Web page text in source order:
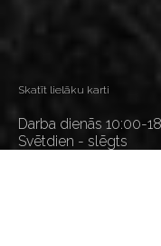
Skatīt lielāku karti
Darba dienās 10:00-
Svētdien - slēgts